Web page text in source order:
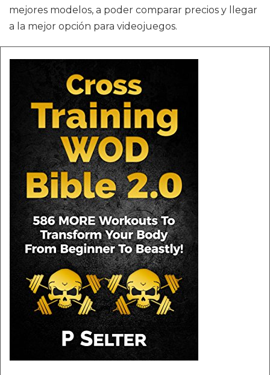
mejores modelos, a poder comparar precios y llegar
a la mejor opción para videojuegos.